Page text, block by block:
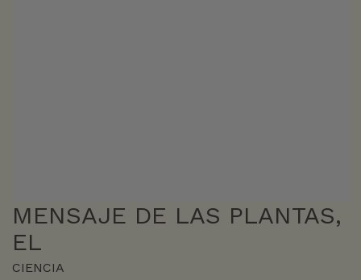
MENSAJE DE LAS PLANTAS,
EL
CIENCIA